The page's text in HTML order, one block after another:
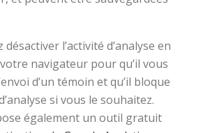
l’activité d’analyse en
navigateur pour qu’il vous
d’un témoin et qu’il bloque
si vous le souhaitez.
également un outil gratuit